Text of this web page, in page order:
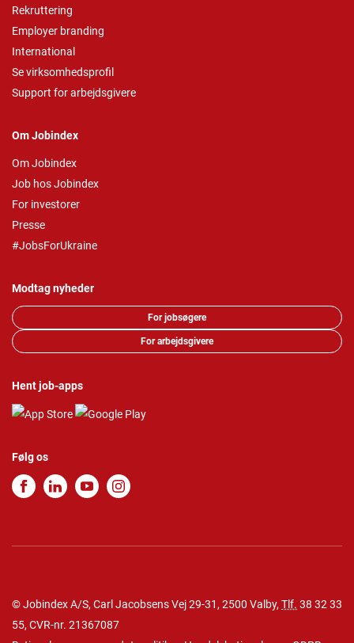
Rekruttering
Employer branding
International
Se virksomhedsprofil
Support for arbejdsgivere
Om Jobindex
Om Jobindex
Job hos Jobindex
For investorer
Presse
#JobsForUkraine
Modtag nyheder
For jobsøgere
For arbejdsgivere
Hent job-apps
Følg os
© Jobindex A/S, Carl Jacobsens Vej 29-31, 2500 Valby, Tlf. 38 32 33
55, CVR-nr. 21367087